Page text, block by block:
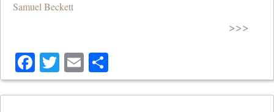
Samuel Beckett
>>>
Facebook
Twitter
Email